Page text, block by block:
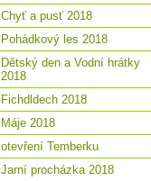
Chyť a pusť 2018
Pohádkový les 2018
Dětský den a Vodní hrátky
2018
Fichdldech 2018
Máje 2018
otevření Temberku
Jarní procházka 2018